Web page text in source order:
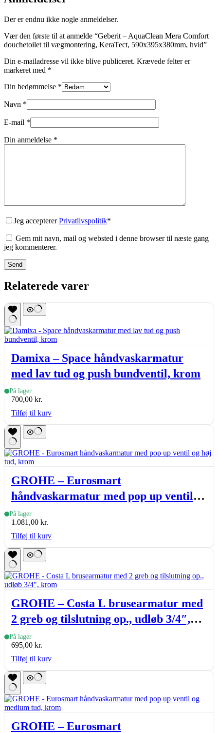
Der er endnu ikke nogle anmeldelser.
Vær den første til at anmelde “Geberit – AquaClean Mera Comfort
douchetoilet til vægmontering, KeraTect, 590x395x380mm, hvid”
Din e-mailadresse vil ikke blive publiceret. Krævede felter er
markeret med *
Din bedømmelse *
Navn *
E-mail *
Din anmeldelse *
Jeg acceptererPrivatlivspolitik*
Gem mit navn, mail og websted i denne browser til næste gang
jeg kommenterer.
Send
Relaterede varer
Damixa – Space håndvaskarmatur
med lav tud og push bundventil, krom
På lager
700,00 kr.
Tilføj til kurv
GROHE – Eurosmart
håndvaskarmatur med pop up ventil
og høj tud, krom
På lager
1.081,00 kr.
Tilføj til kurv
GROHE – Costa L brusearmatur med
2 greb og tilslutning op., udløb 3/4″,
krom
På lager
695,00 kr.
Tilføj til kurv
GROHE – Eurosmart